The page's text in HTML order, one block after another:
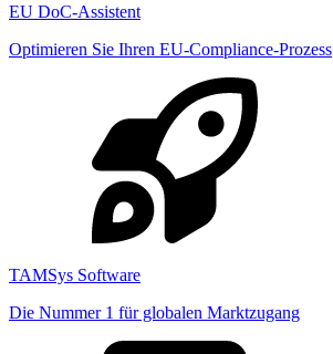
EU DoC-Assistent
Optimieren Sie Ihren EU-Compliance-Prozess
TAMSys Software
Die Nummer 1 für globalen Marktzugang